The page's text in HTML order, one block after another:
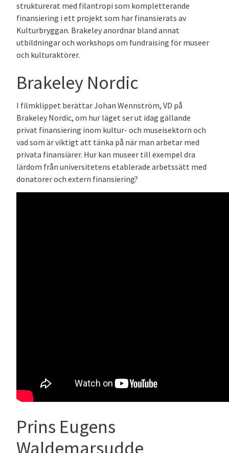
strukturerat med filantropi som kompletterande
finansiering i ett projekt som har finansierats av
Kulturbryggan. Brakeley anordnar bland annat
utbildningar och workshops om fundraising för museer
och kulturaktörer.
Brakeley Nordic
I filmklippet berättar Johan Wennström, VD på
Brakeley Nordic, om hur läget ser ut idag gällande
privat finansiering inom kultur- och museisektorn och
vad som är viktigt att tänka på när man arbetar med
privata finansiärer. Hur kan museer till exempel dra
lärdom från universitetens etablerade arbetssätt med
donatorer och extern finansiering?
Prins Eugens
Waldemarsudde